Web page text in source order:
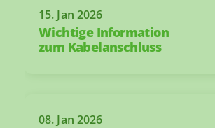
15. Jan 2026
Wichtige Information
zum Kabelanschluss
08. Jan 2026